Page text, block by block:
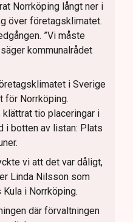
Norrköping långt ner i
över företagsklimatet.
”Vi måste
kommunalrådet
i Sverige
för Norrköping.
tio placeringar i
i botten av listan: Plats
vi att det var dåligt,
Linda Nilsson som
i Norrköping.
där förvaltningen